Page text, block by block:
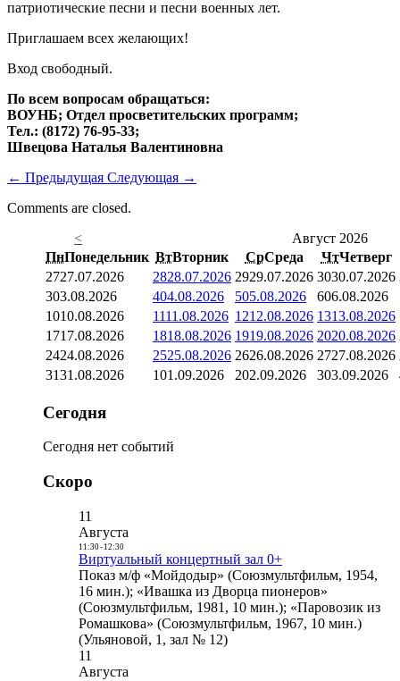
патриотические песни и песни военных лет.
Приглашаем всех желающих!
Вход свободный.
По всем вопросам обращаться:
ВОУНБ; Отдел просветительских программ;
Тел.: (8172) 76-95-33;
Швецова Наталья Валентиновна
← Предыдущая Следующая →
Comments are closed.
<
Август 2026
ПнПонедельник ВтВторник СрСреда ЧтЧетверг
2727.07.2026 2828.07.2026 2929.07.2026 3030.07.2026
303.08.2026 404.08.2026 505.08.2026 606.08.2026
1010.08.2026 1111.08.2026 1212.08.2026 1313.08.2026
1717.08.2026 1818.08.2026 1919.08.2026 2020.08.2026
2424.08.2026 2525.08.2026 2626.08.2026 2727.08.2026
3131.08.2026 101.09.2026 202.09.2026 303.09.2026
Сегодня
Сегодня нет событий
Скоро
11
Августа
11:30- 12:30
Виртуальный концертный зал 0+
Показ м/ф «Мойдодыр» (Союзмультфильм, 1954,
16 мин.); «Ивашка из Дворца пионеров»
(Союзмультфильм, 1981, 10 мин.); «Паровозик из
Ромашкова» (Союзмультфильм, 1967, 10 мин.)
(Ульяновой, 1, зал № 12)
11
Августа